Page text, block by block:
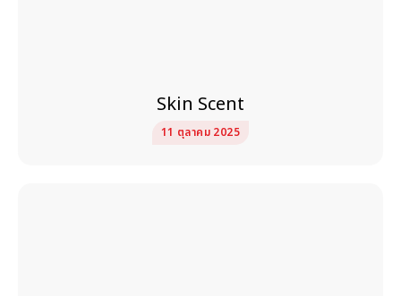
Skin Scent
11 ตุลาคม 2025